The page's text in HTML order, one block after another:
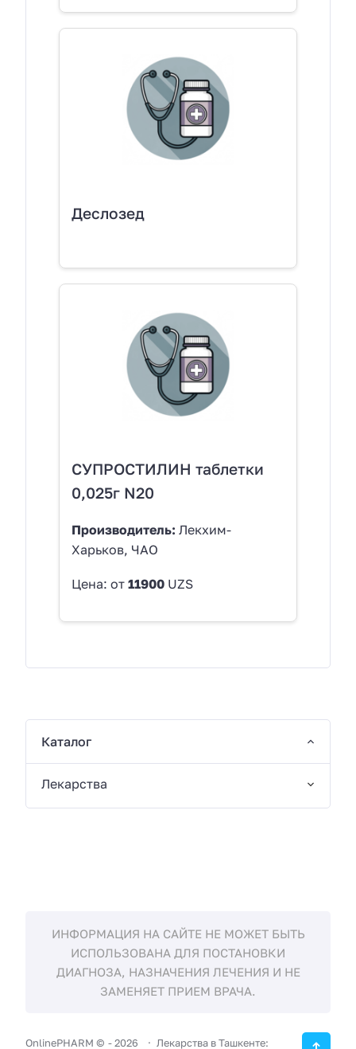
Деслозед
СУПРОСТИЛИН таблетки
0,025г N20
Производитель: Лекхим-
Харьков, ЧАО
Цена: от 11900 UZS
Каталог
Лекарства
ИНФОРМАЦИЯ НА САЙТЕ НЕ МОЖЕТ БЫТЬ
ИСПОЛЬЗОВАНА ДЛЯ ПОСТАНОВКИ
ДИАГНОЗА, НАЗНАЧЕНИЯ ЛЕЧЕНИЯ И НЕ
ЗАМЕНЯЕТ ПРИЕМ ВРАЧА.
OnlinePHARM © -2026 Лекарства в Ташкенте: